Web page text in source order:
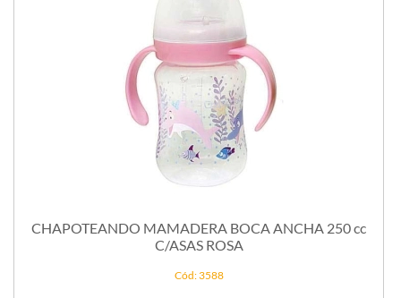
CHAPOTEANDO MAMADERA BOCA ANCHA 250 cc
C/ASAS ROSA
Cód: 3588